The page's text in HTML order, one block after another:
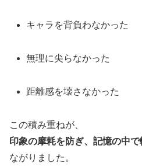
キャラを背負わなかった
無理に尖らなかった
距離感を壊さなかった
この積み重ねが、
印象の摩耗を防ぎ、記憶の中
ながりました。